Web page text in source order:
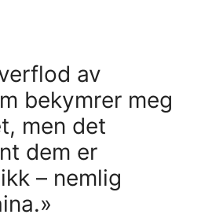
av
bekymrer meg
men det
dem er
– nemlig